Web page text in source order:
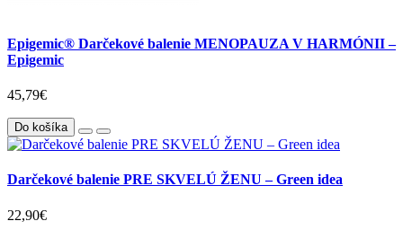
Epigemic® Darčekové balenie MENOPAUZA V HARMÓNII –
Epigemic
45,79€
Do košíka
Darčekové balenie PRE SKVELÚ ŽENU – Green idea
22,90€